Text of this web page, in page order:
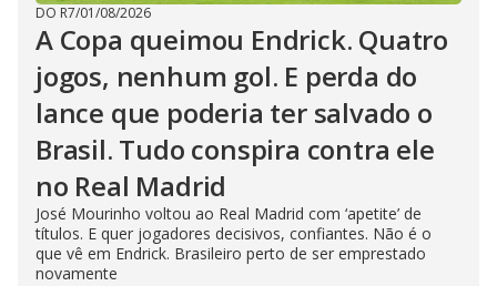
DO R7/01/08/2026
A Copa queimou Endrick. Quatro
jogos, nenhum gol. E perda do
lance que poderia ter salvado o
Brasil. Tudo conspira contra ele
no Real Madrid
José Mourinho voltou ao Real Madrid com ‘apetite’ de
títulos. E quer jogadores decisivos, confiantes. Não é o
que vê em Endrick. Brasileiro perto de ser emprestado
novamente